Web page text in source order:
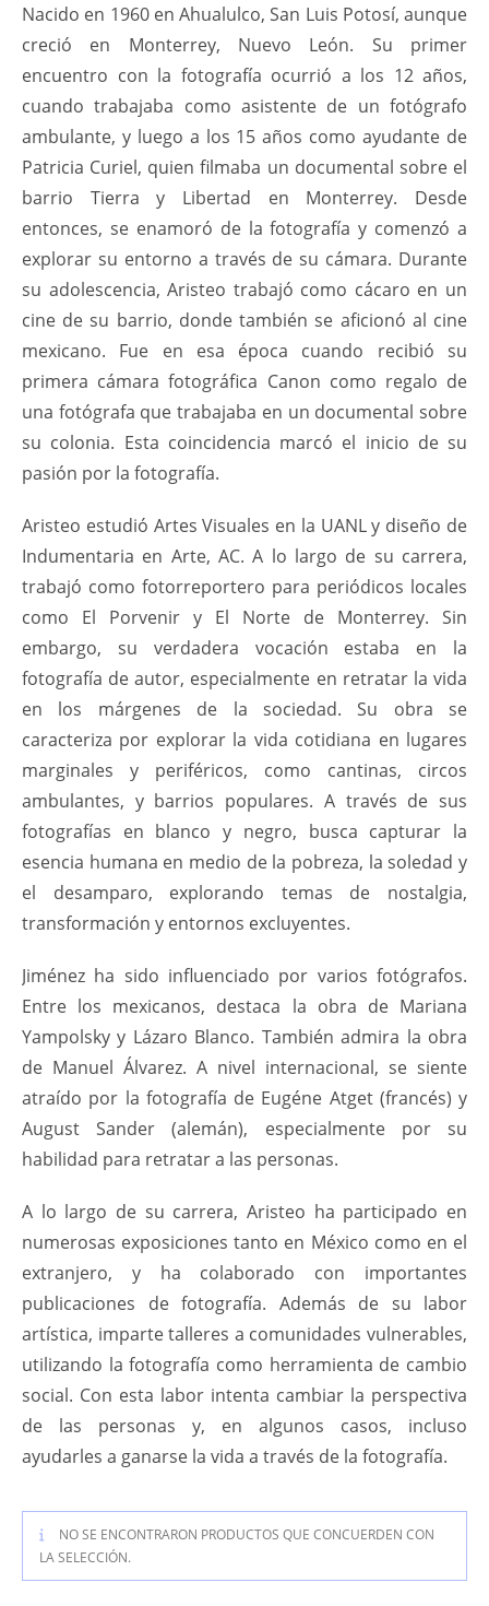
Nacido en 1960 en Ahualulco, San Luis Potosí, aunque
creció en Monterrey, Nuevo León. Su primer
encuentro con la fotografía ocurrió a los 12 años,
cuando trabajaba como asistente de un fotógrafo
ambulante, y luego a los 15 años como ayudante de
Patricia Curiel, quien filmaba un documental sobre el
barrio Tierra y Libertad en Monterrey. Desde
entonces, se enamoró de la fotografía y comenzó a
explorar su entorno a través de su cámara. Durante
su adolescencia, Aristeo trabajó como cácaro en un
cine de su barrio, donde también se aficionó al cine
mexicano. Fue en esa época cuando recibió su
primera cámara fotográfica Canon como regalo de
una fotógrafa que trabajaba en un documental sobre
su colonia. Esta coincidencia marcó el inicio de su
pasión por la fotografía.
Aristeo estudió Artes Visuales en la UANL y diseño de
Indumentaria en Arte, AC. A lo largo de su carrera,
trabajó como fotorreportero para periódicos locales
como El Porvenir y El Norte de Monterrey. Sin
embargo, su verdadera vocación estaba en la
fotografía de autor, especialmente en retratar la vida
en los márgenes de la sociedad. Su obra se
caracteriza por explorar la vida cotidiana en lugares
marginales y periféricos, como cantinas, circos
ambulantes, y barrios populares. A través de sus
fotografías en blanco y negro, busca capturar la
esencia humana en medio de la pobreza, la soledad y
el desamparo, explorando temas de nostalgia,
transformación y entornos excluyentes.
Jiménez ha sido influenciado por varios fotógrafos.
Entre los mexicanos, destaca la obra de Mariana
Yampolsky y Lázaro Blanco. También admira la obra
de Manuel Álvarez. A nivel internacional, se siente
atraído por la fotografía de Eugéne Atget (francés) y
August Sander (alemán), especialmente por su
habilidad para retratar a las personas.
A lo largo de su carrera, Aristeo ha participado en
numerosas exposiciones tanto en México como en el
extranjero, y ha colaborado con importantes
publicaciones de fotografía. Además de su labor
artística, imparte talleres a comunidades vulnerables,
utilizando la fotografía como herramienta de cambio
social. Con esta labor intenta cambiar la perspectiva
de las personas y, en algunos casos, incluso
ayudarles a ganarse la vida a través de la fotografía.
NO SE ENCONTRARON PRODUCTOS QUE CONCUERDEN CON
LA SELECCIÓN.